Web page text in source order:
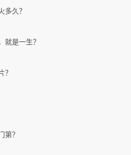
多久？
就是一生？
？
第？